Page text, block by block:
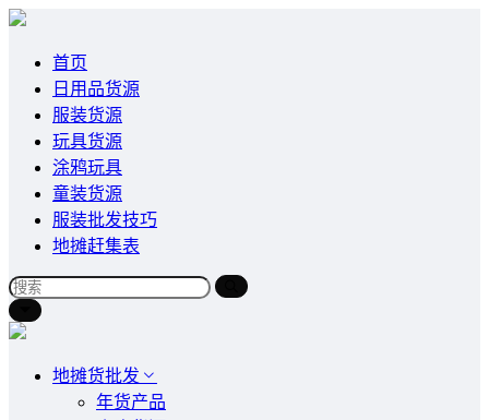
首页
日用品货源
服装货源
玩具货源
涂鸦玩具
童装货源
服装批发技巧
地摊赶集表
地摊货批发
年货产品